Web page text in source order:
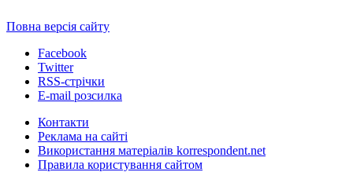
Повна версія сайту
Facebook
Twitter
RSS-стрічки
E-mail розсилка
Контакти
Реклама на сайті
Використання матеріалів korrespondent.net
Правила користування сайтом